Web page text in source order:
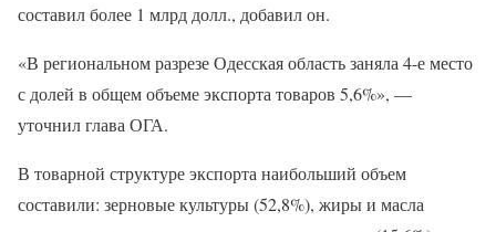
составил более 1 млрд долл., добавил он.
«В региональном разрезе Одесская область заняла 4-е место
с долей в общем объеме экспорта товаров 5,6%», —
уточнил глава ОГА.
В товарной структуре экспорта наибольший объем
составили: зерновые культуры (52,8%), жиры и масла